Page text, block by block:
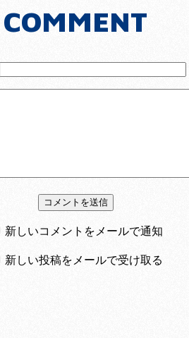
COMMENT
新しいコメントをメールで通知
新しい投稿をメールで受け取る